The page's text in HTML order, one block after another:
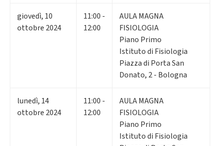
giovedì, 10
ottobre 2024
11:00 -
12:00
AULA MAGNA
FISIOLOGIA
Piano Primo
Istituto di Fisiologia
Piazza di Porta San
Donato, 2 - Bologna
lunedì, 14
ottobre 2024
11:00 -
12:00
AULA MAGNA
FISIOLOGIA
Piano Primo
Istituto di Fisiologia